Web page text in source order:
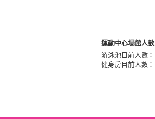
運動中心場館人數
游泳池目前人數：
健身房目前人數：